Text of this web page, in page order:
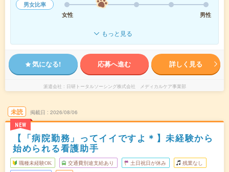
男女比率
女性
男性
もっと見る
気になる! 応募へ進む 詳しく見る
派遣会社 日研トータルソーシング株式会社 メディカルケア事業部
未読
NEW
掲載日 2026/08/06
【「病院勤務」ってイイですよ＊】未経験から
始められる看護助手
職種未経験OK 交通費別途支給あり 土日祝日が休み 残業なし